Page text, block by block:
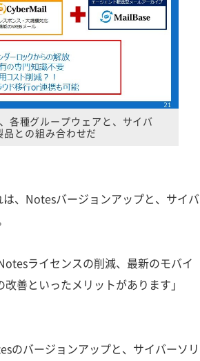
各種グループウェアと、サイバ
との組み合わせだ
、Notesバージョンアップと、サイバ
ライセンスの削減、最新のモバイ
善といったメリットがあります」
のバージョンアップと、サイバーソリ